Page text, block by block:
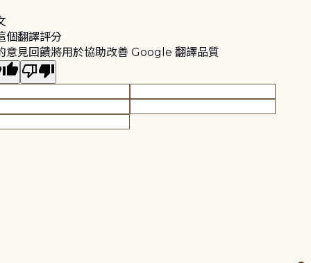
個翻譯評分
意見回饋將用於協助改善 Google 翻譯品質